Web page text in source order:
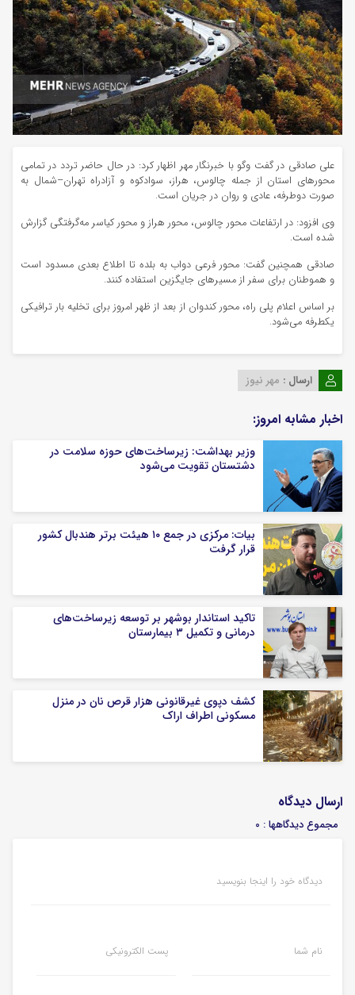
علی صادقی در گفت وگو با خبرنگار مهر اظهار کرد: در حال حاضر تردد در تمامی
محورهای استان از جمله چالوس، هراز، سوادکوه و آزادراه تهران–شمال به
صورت دوطرفه، عادی و روان در جریان است.
وی افزود: در ارتفاعات محور چالوس، محور هراز و محور کیاسر مه‌گرفتگی گزارش
شده است.
صادقی همچنین گفت: محور فرعی دواب بهبلده تا اطلاع بعدی مسدود است
و هموطنان برای سفر از مسیرهای جایگزین استفاده کنند.
بر اساس اعلام پلی راه، محور کندوان از بعد از ظهر امروز برای تخلیه بار ترافیکی
یکطرفه می‌شود.
ارسال : مهر نیوز
اخبار مشابه امروز:
وزیر بهداشت: زیرساخت‌های حوزه سلامت در
دشتستان تقویت می‌شود
بیات: مرکزی در جمع ۱۰ هیئت برتر هندبال کشور
قرار گرفت
تاکید استاندار بوشهر بر توسعه زیرساخت‌های
درمانی و تکمیل ۳ بیمارستان
کشف دپوی غیرقانونی هزار قرص نان در منزل
مسکونی اطراف اراک
ارسال دیدگاه
مجموع دیدگاهها : 0
دیدگاه خود را اینجا بنویسید
نام شما پست الکترونیکی